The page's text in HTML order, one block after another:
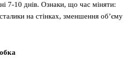
7-10 днів. Ознаки, що час міняти:
на стінках, зменшення об’єму